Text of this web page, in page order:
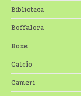
Biblioteca
Boffalora
Boxe
Calcio
Cameri